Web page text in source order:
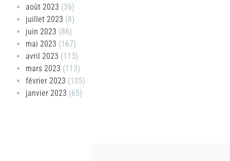
août 2023 (36)
juillet 2023 (8)
juin 2023 (86)
mai 2023 (167)
avril 2023 (113)
mars 2023 (113)
février 2023 (105)
janvier 2023 (65)